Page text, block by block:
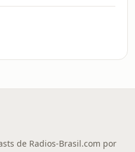
de Radios-Brasil.com por